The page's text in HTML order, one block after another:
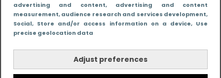
advertising and content, advertising and content
measurement, audience research and services development,
Social, Store and/or access information on a device, Use
precise geolocation data
Adjust preferences